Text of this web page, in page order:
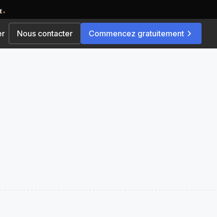
temps record. Ravissez-les et
Nous contacter Commencez gratuitement